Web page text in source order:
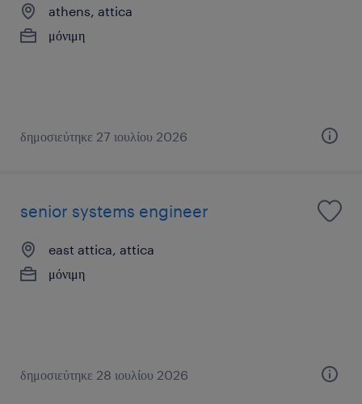
athens, attica
μόνιμη
δημοσιεύτηκε 27 ιουλίου 2026
senior systems engineer
east attica, attica
μόνιμη
δημοσιεύτηκε 28 ιουλίου 2026